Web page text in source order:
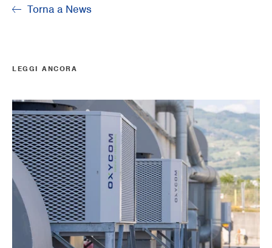
Torna a News
LEGGI ANCORA